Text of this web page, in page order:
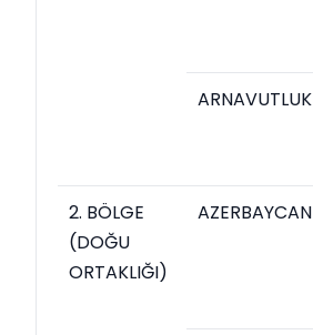
ARNAVUTLUK
2. BÖLGE
(DOĞU
ORTAKLIĞI)
AZERBAYCAN